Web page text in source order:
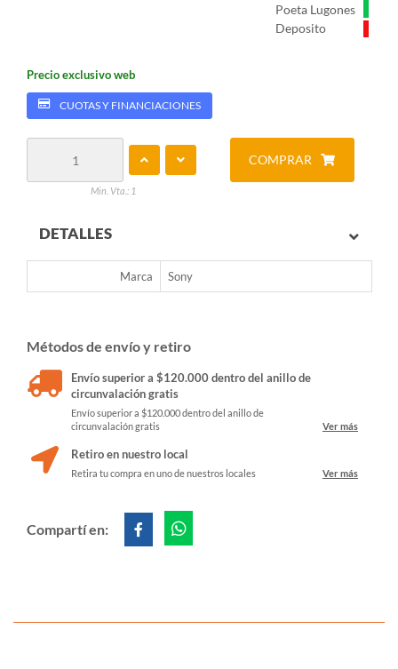
Poeta Lugones
Deposito
Precio exclusivo web
CUOTAS Y FINANCIACIONES
Min. Vta.: 1
COMPRAR
DETALLES
Marca Sony
Métodos de envío y retiro
Envío superior a $120.000 dentro del anillo de
circunvalación gratis
Envío superior a $120.000 dentro del anillo de
circunvalación gratis
Ver más
Retiro en nuestro local
Retira tu compra en uno de nuestros locales Ver más
Compartí en: